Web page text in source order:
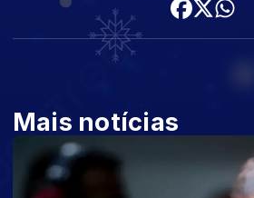
Mais notícias